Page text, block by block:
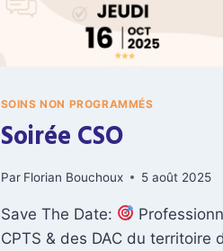
B
O
T
SOINS NON PROGRAMMÉS
Soirée CSO
Par Florian Bouchoux 5 août 2025
Save The Date:
CPTS & des DAC du territoire